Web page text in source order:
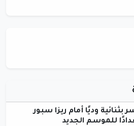
بثنائية وديًا أمام ريزا سبور
للموسم الجديد